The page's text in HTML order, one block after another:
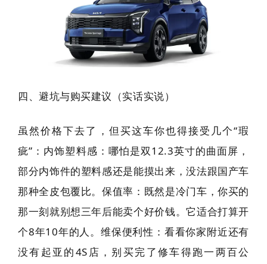
四、避坑与购买建议（实话实说）
虽然价格下去了，但买这车你也得接受几个“瑕
疵”：内饰塑料感：哪怕是双12.3英寸的曲面屏，
部分内饰件的塑料感还是能摸出来，没法跟国产车
那种全皮包覆比。保值率：既然是冷门车，你买的
那一刻就别想三年后能卖个好价钱。它适合打算开
个8年10年的人。维保便利性：看看你家附近还有
没有起亚的4S店，别买完了修车得跑一两百公